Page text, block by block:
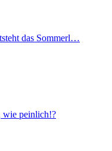
das Sommerl…
wie peinlich!?